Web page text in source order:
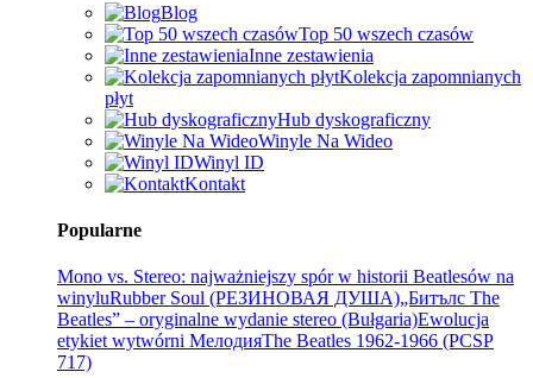
Blog
Top 50 wszech czasów
Inne zestawienia
Kolekcja zapomnianych
płyt
Hub dyskograficzny
Winyle Na Wideo
Winyl ID
Kontakt
Popularne
Mono vs. Stereo: najważniejszy spór w historii Beatlesów na
winyluRubber Soul (РЕЗИНОВАЯ ДУША)„Битълс The
Beatles” – oryginalne wydanie stereo (Bułgaria)Ewolucja
etykiet wytwórni МелодияThe Beatles 1962-1966 (PCSP
717)